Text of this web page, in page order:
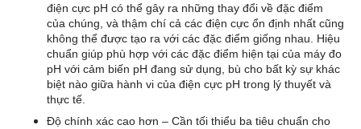
điện cực pH có thể gây ra những thay đổi về đặc điểm
của chúng, và thậm chí cả các điện cực ổn định nhất cũng
không thể được tạo ra với các đặc điểm giống nhau. Hiệu
chuẩn giúp phù hợp với các đặc điểm hiện tại của máy đo
pH với cảm biến pH đang sử dụng, bù cho bất kỳ sự khác
biệt nào giữa hành vi của điện cực pH trong lý thuyết và
thực tế.
Độ chính xác cao hơn – Cần tối thiểu ba tiêu chuẩn cho